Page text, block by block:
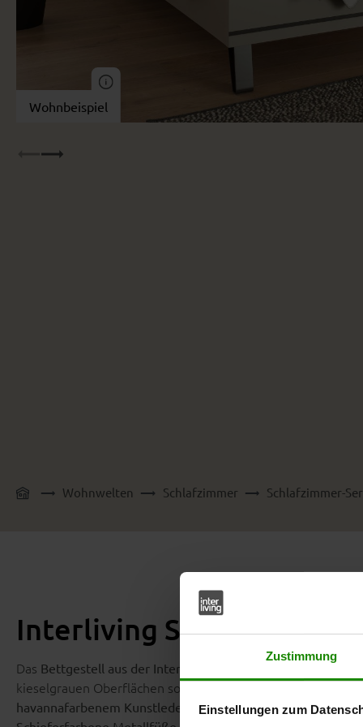
Zustimmung
Einstellungen zum
Wohnbeispiel
Wohnbeispiel
Wohnwelten Schlafzimmer Schlafzimmer-
Interliving Schlafzimmer
Das Bettgestell aus der Interliving Schlafzimmer Serie 1032
kieselgrauen Oberflächen sorgen für eine ruhige und helle
havannafarbenem Kunstlederbezugsetzt einen warmen